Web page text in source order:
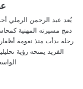
دمج مسيرته المهنية
رحلة بدأت منذ نعومة
الفريد يمنحه رؤية